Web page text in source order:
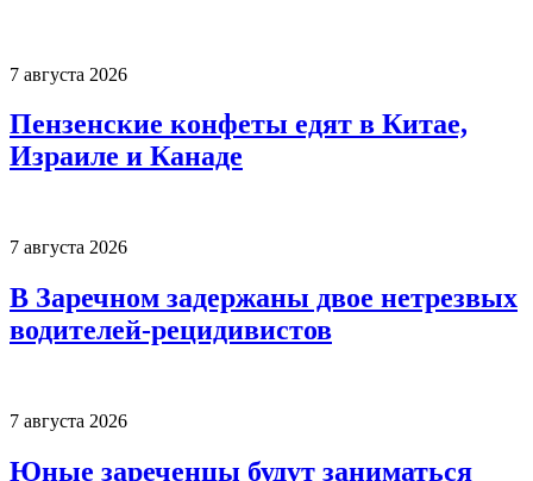
7 августа 2026
Пензенские конфеты едят в Китае,
Израиле и Канаде
7 августа 2026
В Заречном задержаны двое нетрезвых
водителей-рецидивистов
7 августа 2026
Юные зареченцы будут заниматься